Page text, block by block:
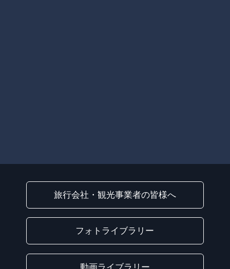
旅行会社・観光事業者の皆様へ
フォトライブラリー
動画ライブラリー